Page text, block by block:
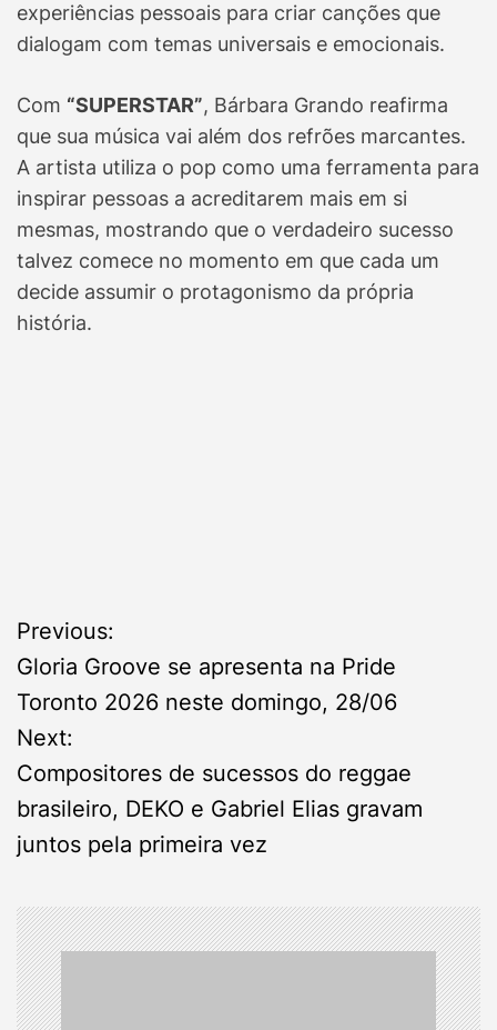
experiências pessoais para criar canções que
dialogam com temas universais e emocionais.
Com “SUPERSTAR”, Bárbara Grando reafirma
que sua música vai além dos refrões marcantes.
A artista utiliza o pop como uma ferramenta para
inspirar pessoas a acreditarem mais em si
mesmas, mostrando que o verdadeiro sucesso
talvez comece no momento em que cada um
decide assumir o protagonismo da própria
história.
P
o
s
t
n
a
v
i
Previous:
Gloria Groove se apresenta na Pride
Toronto 2026 neste domingo, 28/06
Next:
Compositores de sucessos do reggae
brasileiro, DEKO e Gabriel Elias gravam
juntos pela primeira vez